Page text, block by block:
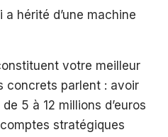
a hérité d’une machine
votre meilleur
concrets parlent : avoir
5 à 12 millions d’euros
stratégiques